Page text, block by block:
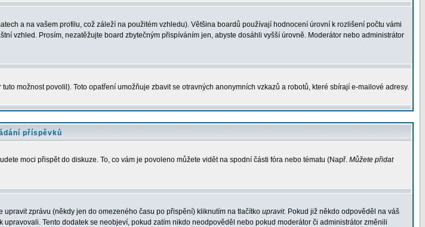
a na vašem profilu, což záleží na použitém vzhledu). Většina boardů používají hodnocení úrovní k rozlišení počtu vámi
vzhled. Prosím, nezatěžujte board zbytečným přispíváním jen, abyste dosáhli vyšší úrovně. Moderátor nebo administrátor
možnost povolil). Toto opatření umožňuje zbavit se otravných anonymních vzkazů a robotů, které sbírají e-mailové adresy.
příspěvků
moci přispět do diskuze. To, co vám je povoleno můžete vidět na spodní části fóra nebo tématu (Např. Můžete přidat
zprávu (někdy jen do omezeného času po přispění) kliknutím na tlačítko upravit. Pokud již někdo odpověděl na váš
Tento dodatek se neobjeví, pokud zatím nikdo neodpověděl nebo pokud moderátor či administrátor změnili